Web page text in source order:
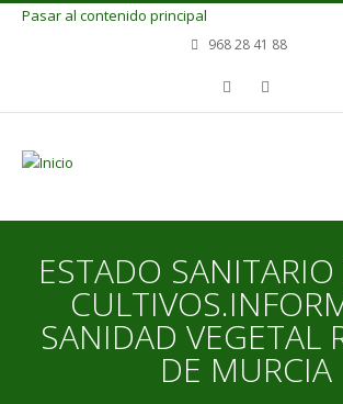
Pasar al contenido principal
968 28 41 88
ESTADO
SANIDAD VEGETAL
DE MURCIA